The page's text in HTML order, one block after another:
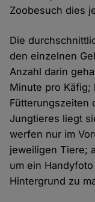
Zoobesuch dies
Die
den einzelnen
Anzahl darin
Minute pro
Fütterungszeiten
Jungtieres liegt
werfen nur im
jeweiligen Tiere;
um ein
Hintergrund zu